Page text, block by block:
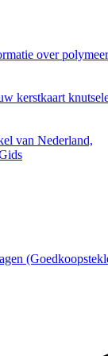
over
kerstkaart
van Nederland,